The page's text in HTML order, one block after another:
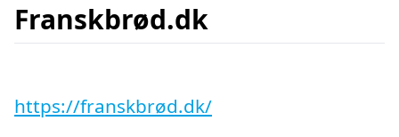
Franskbrød.dk
https://franskbrød.dk/